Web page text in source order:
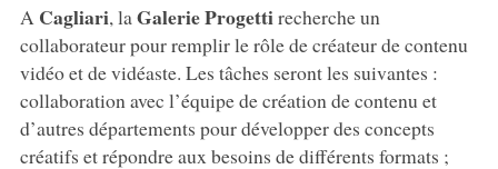
A Cagliari, la Galerie Progettirecherche un
collaborateur pour remplir le rôle de créateur de contenu
vidéo et de vidéaste. Les tâches seront les suivantes :
collaboration avec l’équipe de création de contenu et
d’autres départements pour développer des concepts
créatifs et répondre aux besoins de différents formats ;